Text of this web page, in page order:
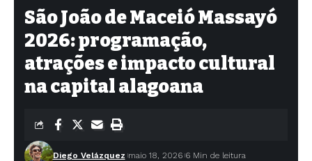
São João de Maceió Massayó
2026: programação,
atrações e impacto cultural
na capital alagoana
Diego Velázquez maio 18, 2026 6 Min de leitura